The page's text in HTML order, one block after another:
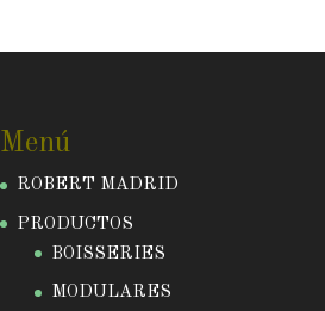
Menú
ROBERT MADRID
PRODUCTOS
BOISSERIES
MODULARES